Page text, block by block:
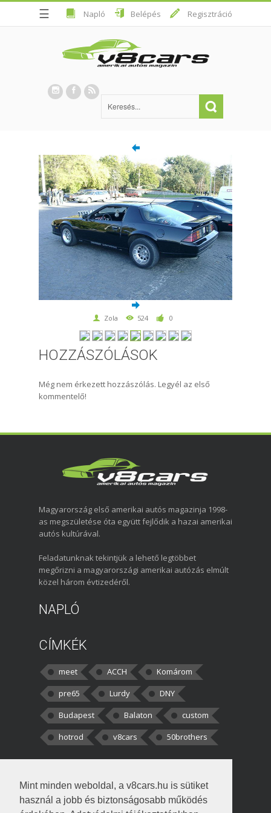
Mint minden weboldal, a v8cars.hu is sütiket
használ a jobb és biztonságosabb működés
☰ Napló Belépés Regisztráció
Zola 524 0
HOZZÁSZÓLÁSOK
Még nem érkezett hozzászólás. Legyél az első
kommentelő!
Magyarország első amerikai autós magazinja 1998-
as megszületése óta együtt fejlődik a hazai amerikai
autós kultúrával.
Feladatunknak tekintjük a lehető legtöbbet
megőrizni a magyarországi amerikai autózás elmúlt
közel három évtizedéről.
NAPLÓ
CÍMKÉK
meet ACCH
Komárom
pre65
Lurdy
DNY
Budapest
Balaton
custom
hotrod
v8cars 50brothers
kortisz:Elszúrtam! Én csak két
darabbaal számoltam. Nem tudtam, hogy fél autót,